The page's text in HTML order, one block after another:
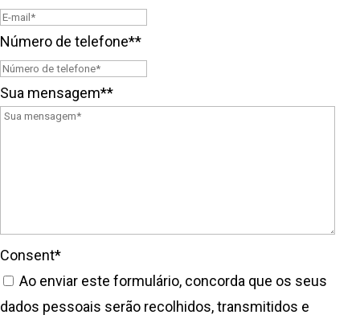
Número de telefone**
Sua mensagem**
Consent*
Ao enviar este formulário, concorda que os seus
dados pessoais serão recolhidos, transmitidos e